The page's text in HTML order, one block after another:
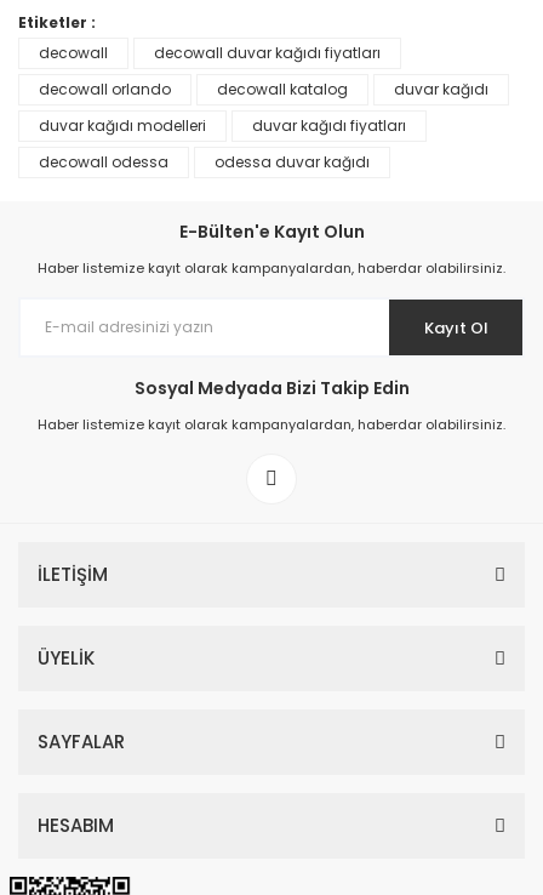
Prime ArtDECO Duvar Kağıdı Tutkalı 500 gr
199,00 TL
Etiketler :
decowall
decowall duvar kağıdı fiyatları
decowall orlando
decowall katalog
duvar kağıdı
duvar kağıdı modelleri
duvar kağıdı fiyatları
decowall odessa
odessa duvar kağıdı
E-Bülten'e Kayıt Olun
Haber listemize kayıt olarak kampanyalardan, haberdar olabilirsiniz.
Kayıt Ol
Sosyal Medyada Bizi Takip Edin
Haber listemize kayıt olarak kampanyalardan, haberdar olabilirsiniz.
İLETİŞİM
ÜYELİK
SAYFALAR
HESABIM